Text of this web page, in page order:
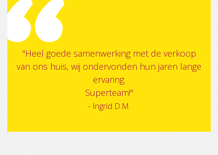
"Heel goede samenwerking met de verkoop
van ons huis, wij ondervonden hun jaren lange
ervaring.
Superteam!"
- Ingrid D.M.